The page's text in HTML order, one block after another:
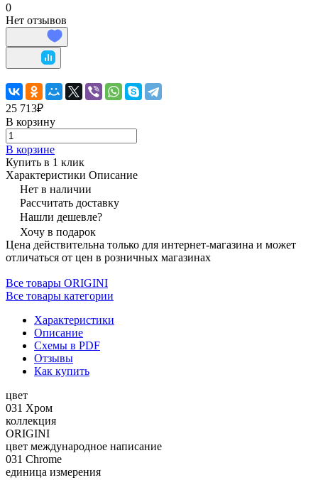
0
Нет отзывов
25 713₽
В корзину
В корзине
Купить в 1 клик
Характеристики Описание
Нет в наличии
Рассчитать доставку
Нашли дешевле?
Хочу в подарок
Цена действительна только для интернет-магазина и может
отличаться от цен в розничных магазинах
Все товары ORIGINI
Все товары категории
Характеристики
Описание
Схемы в PDF
Отзывы
Как купить
цвет
031 Хром
коллекция
ORIGINI
цвет международное написание
031 Chrome
единица измерения